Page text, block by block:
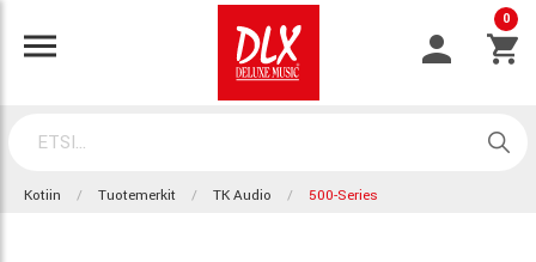
0
Kotiin Tuotemerkit TK Audio 500-Series